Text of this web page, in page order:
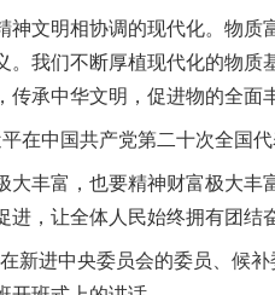
文明相协调的现代化。物质
。我们不断厚植现代化的物
传承中华文明，促进物的全面
中国共产党第二十次全国代
丰富，也要精神财富极大丰
，让全体人民始终拥有团结
中央委员会的委员、候补
谢谢有你温